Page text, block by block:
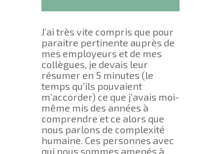
J’ai très vite compris que pour
paraitre pertinente auprès de
mes employeurs et de mes
collègues, je devais leur
résumer en 5 minutes (le
temps qu’ils pouvaient
m’accorder) ce que j’avais moi-
même mis des années à
comprendre et ce alors que
nous parlons de complexité
humaine. Ces personnes avec
qui nous sommes amenés à